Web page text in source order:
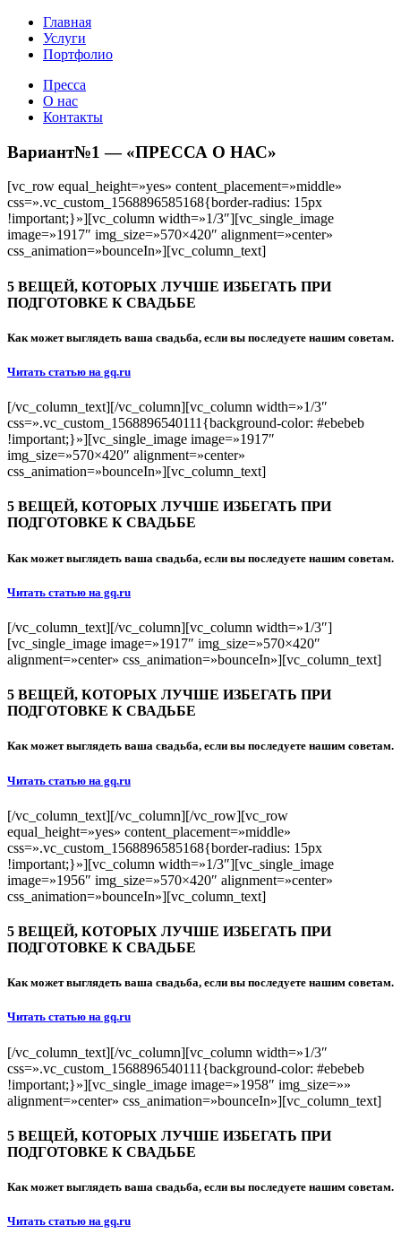
Главная
Услуги
Портфолио
Пресса
О нас
Контакты
Вариант№1 — «ПРЕССА О НАС»
[vc_row equal_height=»yes» content_placement=»middle»
css=».vc_custom_1568896585168{border-radius: 15px
!important;}»][vc_column width=»1/3″][vc_single_image
image=»1917″ img_size=»570×420″ alignment=»center»
css_animation=»bounceIn»][vc_column_text]
5 ВЕЩЕЙ, КОТОРЫХ ЛУЧШЕ ИЗБЕГАТЬ ПРИ
ПОДГОТОВКЕ К СВАДЬБЕ
Как может выглядеть ваша свадьба, если вы последуете нашим советам.
Читать статью на gq.ru
[/vc_column_text][/vc_column][vc_column width=»1/3″
css=».vc_custom_1568896540111{background-color: #ebebeb
!important;}»][vc_single_image image=»1917″
img_size=»570×420″ alignment=»center»
css_animation=»bounceIn»][vc_column_text]
5 ВЕЩЕЙ, КОТОРЫХ ЛУЧШЕ ИЗБЕГАТЬ ПРИ
ПОДГОТОВКЕ К СВАДЬБЕ
Как может выглядеть ваша свадьба, если вы последуете нашим советам.
Читать статью на gq.ru
[/vc_column_text][/vc_column][vc_column width=»1/3″]
[vc_single_image image=»1917″ img_size=»570×420″
alignment=»center» css_animation=»bounceIn»][vc_column_text]
5 ВЕЩЕЙ, КОТОРЫХ ЛУЧШЕ ИЗБЕГАТЬ ПРИ
ПОДГОТОВКЕ К СВАДЬБЕ
Как может выглядеть ваша свадьба, если вы последуете нашим советам.
Читать статью на gq.ru
[/vc_column_text][/vc_column][/vc_row][vc_row
equal_height=»yes» content_placement=»middle»
css=».vc_custom_1568896585168{border-radius: 15px
!important;}»][vc_column width=»1/3″][vc_single_image
image=»1956″ img_size=»570×420″ alignment=»center»
css_animation=»bounceIn»][vc_column_text]
5 ВЕЩЕЙ, КОТОРЫХ ЛУЧШЕ ИЗБЕГАТЬ ПРИ
ПОДГОТОВКЕ К СВАДЬБЕ
Как может выглядеть ваша свадьба, если вы последуете нашим советам.
Читать статью на gq.ru
[/vc_column_text][/vc_column][vc_column width=»1/3″
css=».vc_custom_1568896540111{background-color: #ebebeb
!important;}»][vc_single_image image=»1958″ img_size=»»
alignment=»center» css_animation=»bounceIn»][vc_column_text]
5 ВЕЩЕЙ, КОТОРЫХ ЛУЧШЕ ИЗБЕГАТЬ ПРИ
ПОДГОТОВКЕ К СВАДЬБЕ
Как может выглядеть ваша свадьба, если вы последуете нашим советам.
Читать статью на gq.ru